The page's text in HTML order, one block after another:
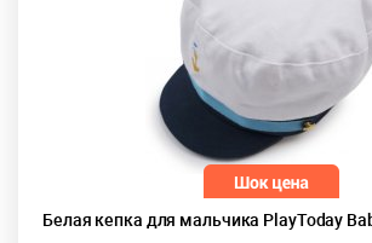
Белая кепка для мальчика PlayToday